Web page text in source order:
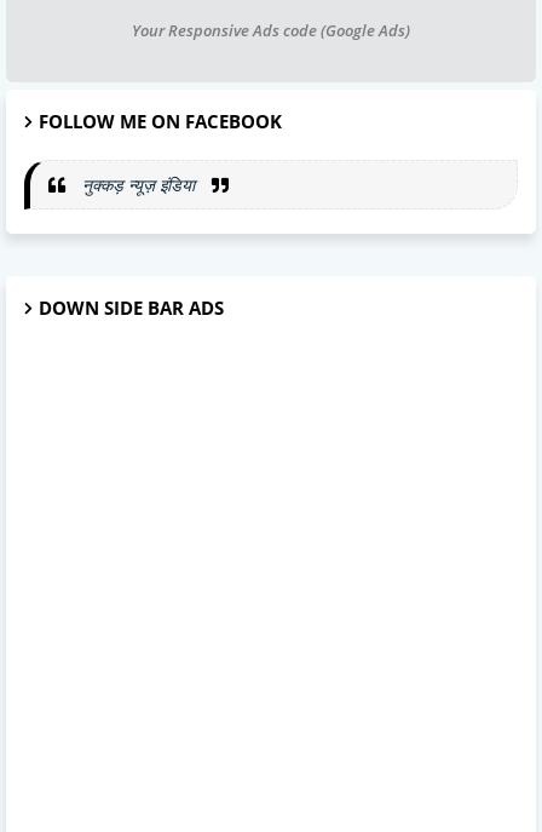
Your Responsive Ads code (Google Ads)
FOLLOW ME ON FACEBOOK
नुक्कड़ न्यूज़ इंडिया
DOWN SIDE BAR ADS